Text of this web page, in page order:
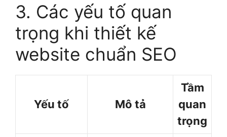
3. Các yếu tố quan
trọng khi thiết kế
website chuẩn SEO
Yếu tố Mô tả
Tầm
quan
trọng